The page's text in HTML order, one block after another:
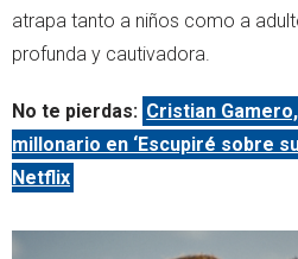
atrapa tanto a niños como a
profunda y cautivadora.
No te pierdas: Cristian
millonario en ‘Escupiré sobre
Netflix